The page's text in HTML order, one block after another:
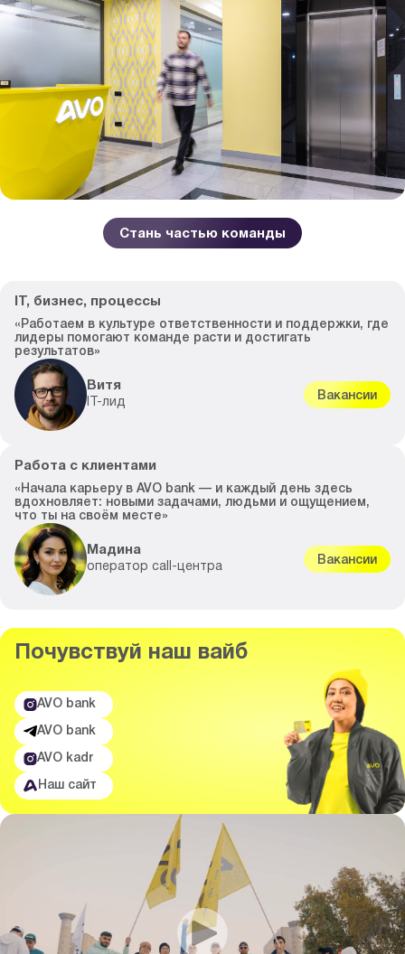
Стань частью команды
IT, бизнес, процессы
«Работаем в культуре ответственности и поддержки, где
лидеры помогают команде расти и достигать
результатов»
Витя
IT-лид
Вакансии
Работа с клиентами
«Начала карьеру в AVO bank — и каждый день здесь
вдохновляет: новыми задачами, людьми и ощущением,
что ты на своём месте»
Мадина
оператор call-центра
Вакансии
Почувствуй наш вайб
AVO bank
AVO bank
AVO kadr
Наш сайт